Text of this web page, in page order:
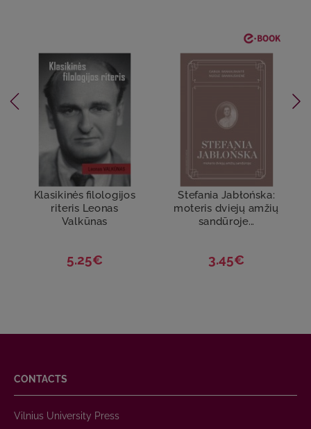
Klasikinės filologijos
riteris Leonas
Valkūnas
5.25€
Stefania Jabłońska:
moteris dviejų amžių
sandūroje...
3.45€
CONTACTS
Vilnius University Press